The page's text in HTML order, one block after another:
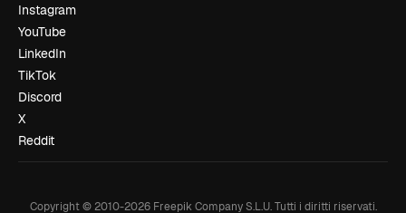
Instagram
YouTube
LinkedIn
TikTok
Discord
X
Reddit
Copyright © 2010-2026Freepik Company S.L.U. Tutti i diritti riservati.